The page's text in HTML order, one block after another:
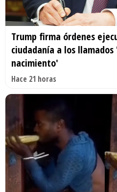
Trump firma órdenes
ciudadanía a los
nacimiento'
Hace 21 horas